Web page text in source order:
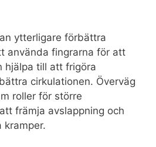
ytterligare förbättra
använda fingrarna för att
hjälpa till att frigöra
cirkulationen. Överväg
roller för större
främja avslappning och
kramper.